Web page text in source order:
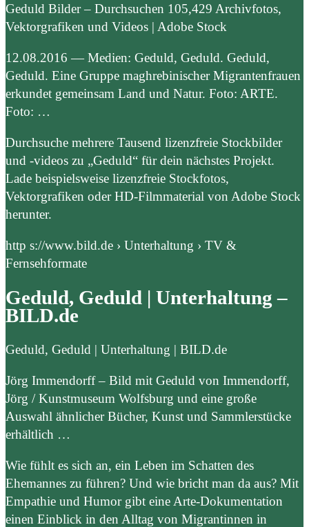
Geduld Bilder – Durchsuchen 105,429 Archivfotos,
Vektorgrafiken und Videos | Adobe Stock
12.08.2016 — Medien: Geduld, Geduld. Geduld,
Geduld. Eine Gruppe maghrebinischer Migrantenfrauen
erkundet gemeinsam Land und Natur. Foto: ARTE.
Foto: …
Durchsuche mehrere Tausend lizenzfreie Stockbilder
und -videos zu „Geduld“ für dein nächstes Projekt.
Lade beispielsweise lizenzfreie Stockfotos,
Vektorgrafiken oder HD-Filmmaterial von Adobe Stock
herunter.
http s://www.bild.de › Unterhaltung › TV &
Fernsehformate
Geduld, Geduld | Unterhaltung –
BILD.de
Geduld, Geduld | Unterhaltung | BILD.de
Jörg Immendorff – Bild mit Geduld von Immendorff,
Jörg / Kunstmuseum Wolfsburg und eine große
Auswahl ähnlicher Bücher, Kunst und Sammlerstücke
erhältlich …
Wie fühlt es sich an, ein Leben im Schatten des
Ehemannes zu führen? Und wie bricht man da aus? Mit
Empathie und Humor gibt eine Arte-Dokumentation
einen Einblick in den Alltag von Migrantinnen in